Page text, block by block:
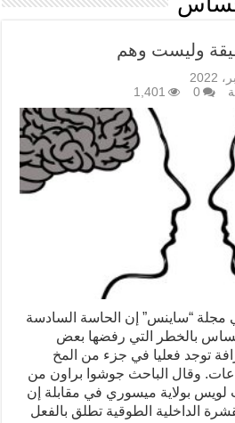
وليست وهم
0
1,401
مجلة “ساينس” إن الحاسة السادسة
بالخطر التي رفضها بعض
توجد فعليا في جزء من المخ
وقال الباحث جوشوا براون من
بولاية ميسوري في مقابلة إن
الداخلية الطوقية تطلق بالفعل